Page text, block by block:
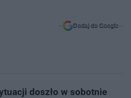
Dodaj do Google
doszło w sobotnie